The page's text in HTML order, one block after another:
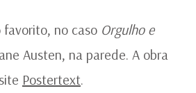
favorito, no caso Orgulho e
Austen, na parede. A obra
Postertext.